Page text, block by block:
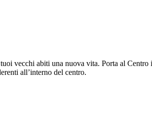
abiti una nuova vita. Porta al Centro
all’interno del centro.